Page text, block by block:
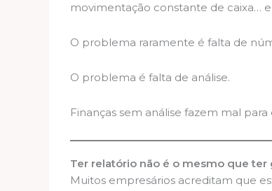
movimentação constante de caixa…
O problema raramente é falta de
O problema é falta de análise.
Finanças sem análise fazem mal para
Ter relatório não é o mesmo que ter
Muitos empresários acreditam que